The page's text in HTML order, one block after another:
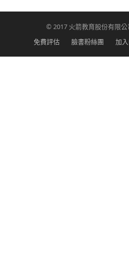
© 2017 火箭教育股份有限
免費評估
臉書粉絲團 加